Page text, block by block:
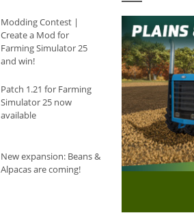
Modding Contest |
Create a Mod for
Farming Simulator 25
and win!
Patch 1.21 for Farming
Simulator 25 now
available
New expansion: Beans &
Alpacas are coming!